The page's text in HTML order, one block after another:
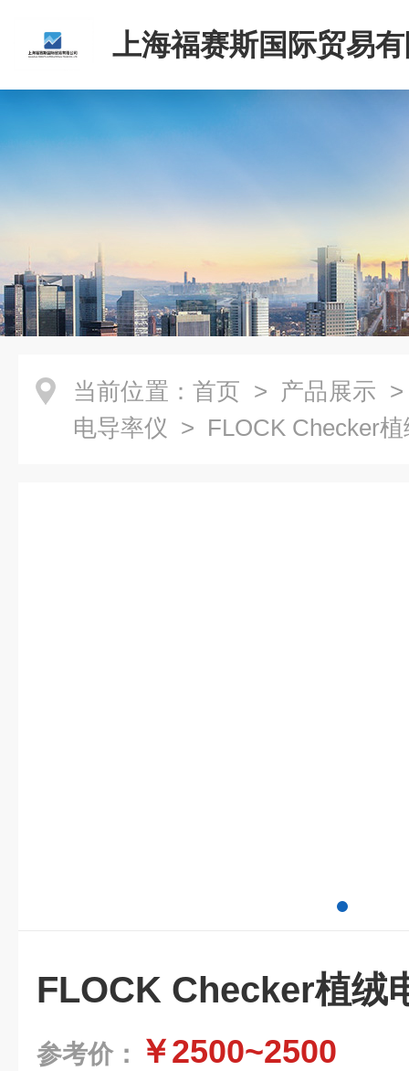
上海福赛斯国际贸易
当前位置： 首页 > 产品展示
电导率仪 > FLOCK Checker
FLOCK Checker植绒
参考价： ￥2500~2500